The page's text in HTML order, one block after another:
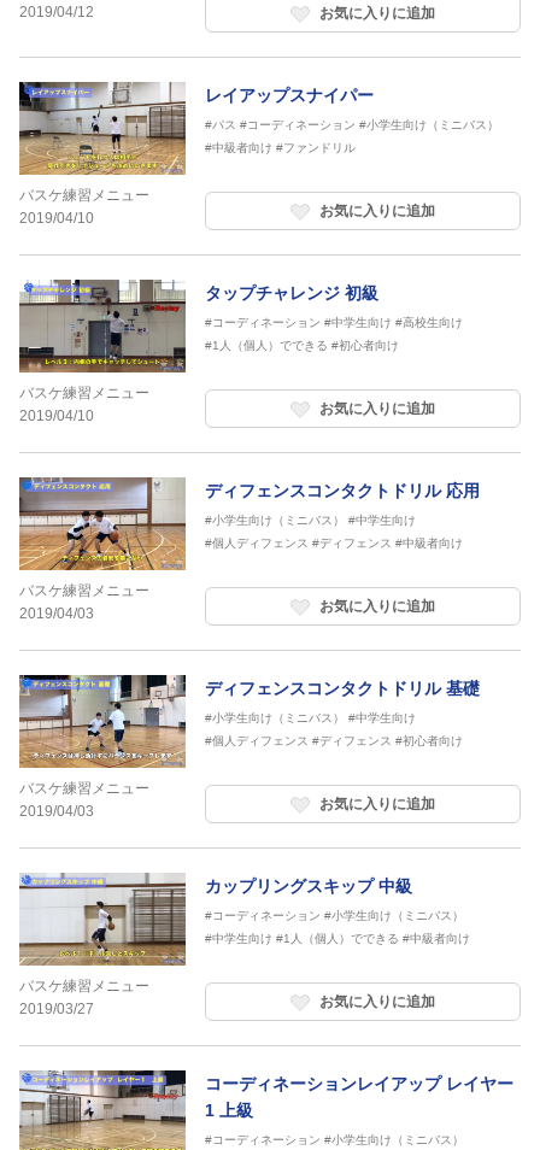
2019/04/12 お気に入りに追加
バスケ練習メニュー
2019/04/10
レイアップスナイパー
#パス #コーディネーション #小学生向け（ミニバス）
#中級者向け #ファンドリル
お気に入りに追加
バスケ練習メニュー
2019/04/10
タップチャレンジ 初級
#コーディネーション #中学生向け #高校生向け
#1人（個人）でできる #初心者向け
お気に入りに追加
バスケ練習メニュー
2019/04/03
ディフェンスコンタクトドリル 応用
#小学生向け（ミニバス）
#中学生向け
#個人ディフェンス #ディフェンス #中級者向け
お気に入りに追加
バスケ練習メニュー
2019/04/03
ディフェンスコンタクトドリル 基礎
#小学生向け（ミニバス）
#中学生向け
#個人ディフェンス #ディフェンス #初心者向け
お気に入りに追加
バスケ練習メニュー
2019/03/27
カップリングスキップ 中級
#コーディネーション #小学生向け（ミニバス）
#中学生向け #1人（個人）でできる #中級者向け
お気に入りに追加
コーディネーションレイアップ レイヤー
1 上級
#コーディネーション #小学生向け（ミニバス）